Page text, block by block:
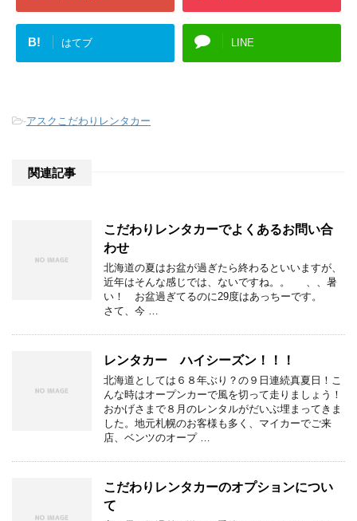
B! はてブ LINE
-アスクこだわりレンタカー
関連記事
こだわりレンタカーでよくあるお問い合
わせ
北海道の夏はお盆が過ぎたら終わるといいますが、
近年はそんな感じでは、ないですね。。 、、暑
い！ お盆過ぎてるのに29度はあっちーです。
さて、今 …
レンタカー ハイシーズン！！！
北海道としては６８年ぶり？の９日連続真夏日！こ
んな時はオープンカーで風を切って走りましょう！
おかげさまで８月のレンタルがだいぶ埋まってきま
した。地元札幌のお客様も多く、マイカーでご来
店、ベンツのオープ …
こだわりレンタカーのオプションについ
て